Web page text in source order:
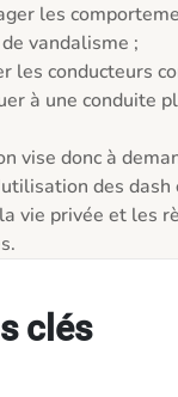
les
vandalisme ;
les conducteurs
à une conduite
vise donc à
des dash
vie privée et les
clés